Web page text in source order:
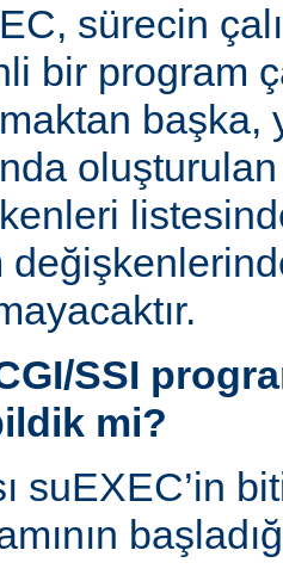
sürecin
bir program
başka,
SSI
mi?
suEXEC’in